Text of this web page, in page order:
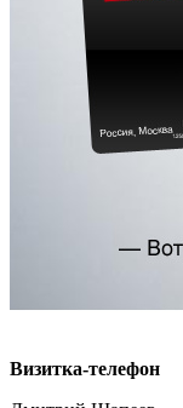
Визитка-телефон